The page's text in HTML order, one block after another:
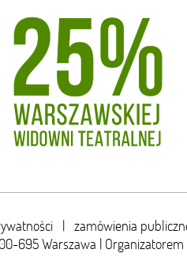
| zamówienia
00-695 Warszawa | Organizatorem